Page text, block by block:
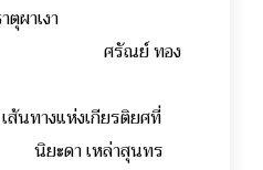
ผาเงา
หม ศรัณย์ ทอง
ส้นทางแห่งเกียรติยศที่
นิยะดา เหล่าสุนทร